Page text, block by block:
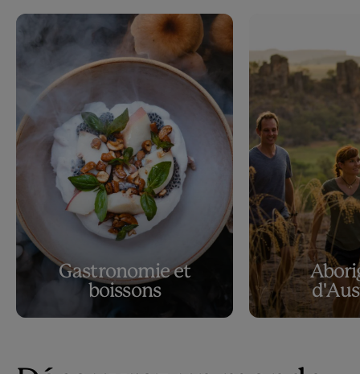
Gastronomie et
boissons